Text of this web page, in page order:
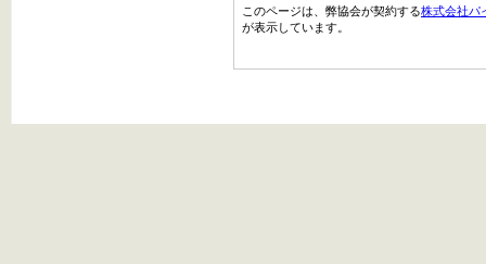
このページは、弊協会が契約する株式会社パ
が表示しています。